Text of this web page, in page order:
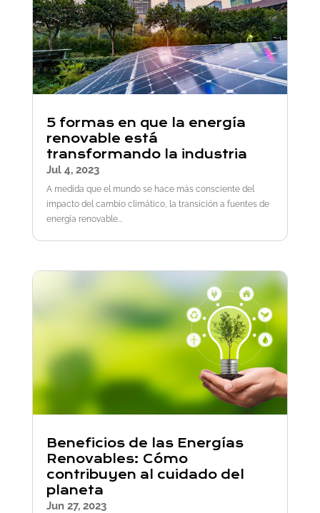
5 formas en que la energía
renovable está
transformando la industria
Jul 4, 2023
A medida que el mundo se hace más consciente del
impacto del cambio climático, la transición a fuentes de
energía renovable...
Beneficios de las Energías
Renovables: Cómo
contribuyen al cuidado del
planeta
Jun 27, 2023